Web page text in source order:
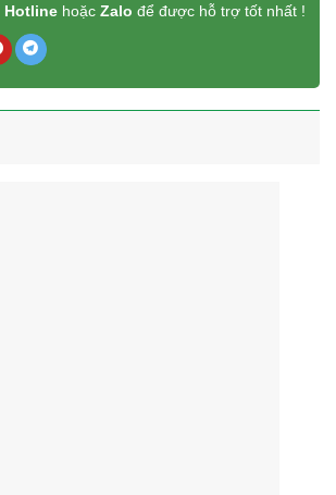
Hotline hoặcZalo để được hỗ trợ tốt nhất !